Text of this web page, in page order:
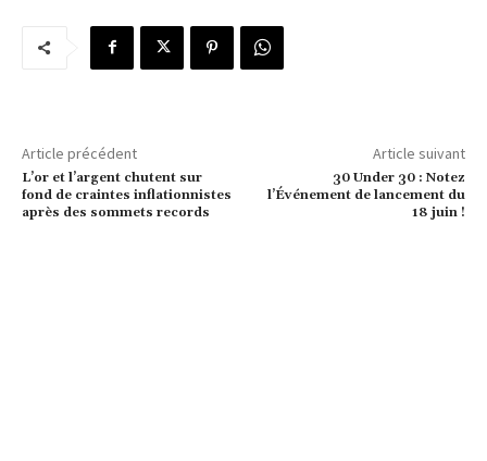
Article précédent
L’or et l’argent chutent sur
fond de craintes inflationnistes
après des sommets records
Article suivant
30 Under 30 : Notez
l’Événement de lancement du
18 juin !